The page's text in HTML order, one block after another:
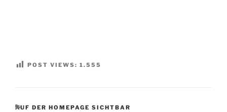
POST VIEWS: 1.555
KATEGORIEN
AUF DER HOMEPAGE SICHTBAR